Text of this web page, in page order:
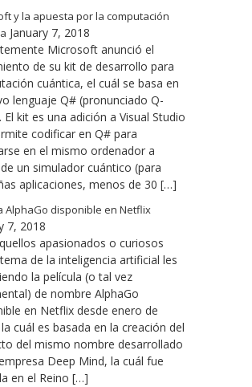
y la apuesta por la computación
January 7, 2018
Microsoft anunció el
de su kit de desarrollo para
cuántica, el cuál se basa en
lenguaje Q# (pronunciado Q-
El kit es una adición a Visual Studio
codificar en Q# para
en el mismo ordenador a
un simulador cuántico (para
aplicaciones, menos de 30 […]
AlphaGo disponible en Netflix
7, 2018
apasionados o curiosos
de la inteligencia artificial les
la película (o tal vez
de nombre AlphaGo
en Netflix desde enero de
cuál es basada en la creación del
del mismo nombre desarrollado
Deep Mind, la cuál fue
en el Reino […]